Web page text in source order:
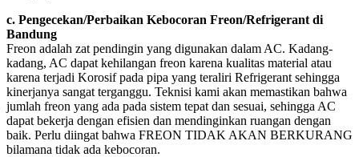
c. Pengecekan/Perbaikan Kebocoran Freon/Refrigerant di
Bandung
Freon adalah zat pendingin yang digunakan dalam AC. Kadang-
kadang, AC dapat kehilangan freon karena kualitas material atau
karena terjadi Korosif pada pipa yang teraliri Refrigerant sehingga
kinerjanya sangat terganggu. Teknisi kami akan memastikan bahwa
jumlah freon yang ada pada sistem tepat dan sesuai, sehingga AC
dapat bekerja dengan efisien dan mendinginkan ruangan dengan
baik. Perlu diingat bahwa FREON TIDAK AKAN BERKURANG
bilamana tidak ada kebocoran.